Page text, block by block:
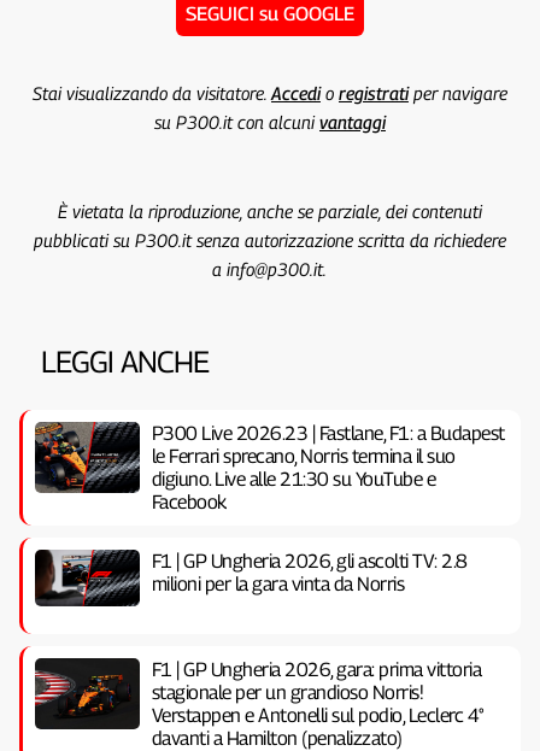
SEGUICI su GOOGLE
Stai visualizzando da visitatore. Accedio registratiper navigare
su P300.it con alcunivantaggi
È vietata la riproduzione, anche se parziale, dei contenuti
pubblicati su P300.it senza autorizzazione scritta da richiedere
a info@p300.it.
LEGGI ANCHE
P300 Live 2026.23 | Fastlane, F1: a Budapest
le Ferrari sprecano, Norris termina il suo
digiuno. Live alle 21:30 su YouTube e
Facebook
F1 | GP Ungheria 2026, gli ascolti TV: 2.8
milioni per la gara vinta da Norris
F1 | GP Ungheria 2026, gara: prima vittoria
stagionale per un grandioso Norris!
Verstappen e Antonelli sul podio, Leclerc 4°
davanti a Hamilton (penalizzato)